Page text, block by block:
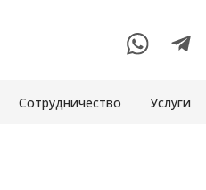
Сотрудничество Услуги